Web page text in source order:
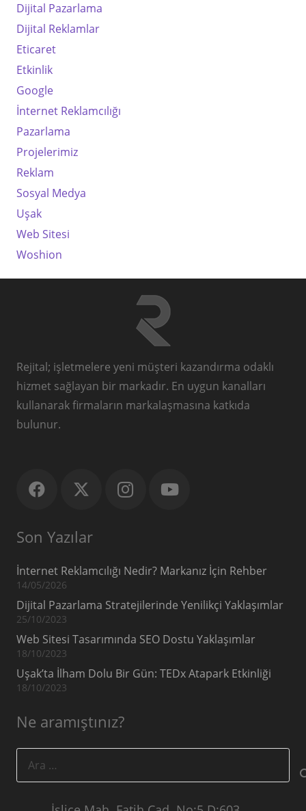
Dijital Pazarlama
Dijital Reklamlar
Eticaret
Etkinlik
Google
İnternet Reklamcılığı
Pazarlama
Projelerimiz
Reklam
Sosyal Medya
Uşak
Web Sitesi
Woshion
Rejital; işletmelere yeni müşteri kazandırma odaklı
hizmet sağlayan bir markadır. En uygun kanalları
kullanarak firmaların markalaşmasına katkıda
bulunur.
Son Yazılar
İnternet Reklamcılığı Nedir? Markanız İçin Rehber
14/05/2026
Dijital Pazarlama Stratejilerinde Yenilikçi Yaklaşımlar
25/10/2023
Web Sitesi Tasarımında SEO Dostu Yaklaşımlar
18/10/2023
Uşak’ta İlham Dolu Bir Gün: TEDx Atapark Etkinliği
18/10/2023
Ne aramıştınız?
Arama: